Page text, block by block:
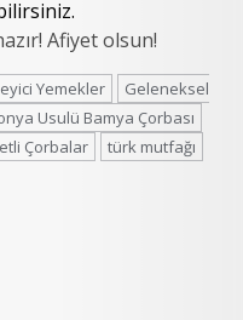
Afiyet olsun!
Yemekler
Geleneksel
Usulü Bamya Çorbası
Çorbalar türk mutfağı